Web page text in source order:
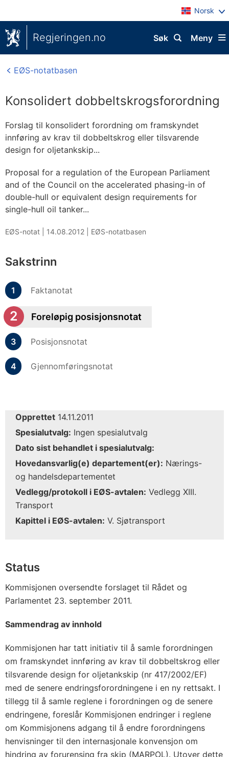
Norsk
Regjeringen.no Meny
Søk
EØS-notatbasen
Konsolidert dobbeltskrogsforordning
Forslag til konsolidert forordning om framskyndet
innføring av krav til dobbeltskrog eller tilsvarende
design for oljetankskip...
Proposal for a regulation of the European Parliament
and of the Council on the accelerated phasing-in of
double-hull or equivalent design requirements for
single-hull oil tanker...
EØS-notat | 14.08.2012 EØS-notatbasen
Sakstrinn
Faktanotat
Foreløpig posisjonsnotat
Posisjonsnotat
Gjennomføringsnotat
Opprettet 14.11.2011
Spesialutvalg: Ingen spesialutvalg
Dato sist behandlet i spesialutvalg:
Hovedansvarlig(e) departement(er): Nærings-
og handelsdepartementet
Vedlegg/protokoll i EØS-avtalen: Vedlegg XIII.
Transport
Kapittel i EØS-avtalen: V. Sjøtransport
Status
Kommisjonen oversendte forslaget til Rådet og
Parlamentet 23. september 2011.
Sammendrag av innhold
Kommisjonen har tatt initiativ til å samle forordningen
om framskyndet innføring av krav til dobbeltskrog eller
tilsvarende design for oljetankskip (nr 417/2002/EF)
med de senere endringsforordningene i en ny rettsakt. I
tillegg til å samle reglene i forordningen og de senere
endringene, foreslår Kommisjonen endringer i reglene
om Kommisjonens adgang til å endre forordningens
henvisninger til den internasjonale konvensjon om
hindring av forurensing fra skip (MARPOL). Utover dette